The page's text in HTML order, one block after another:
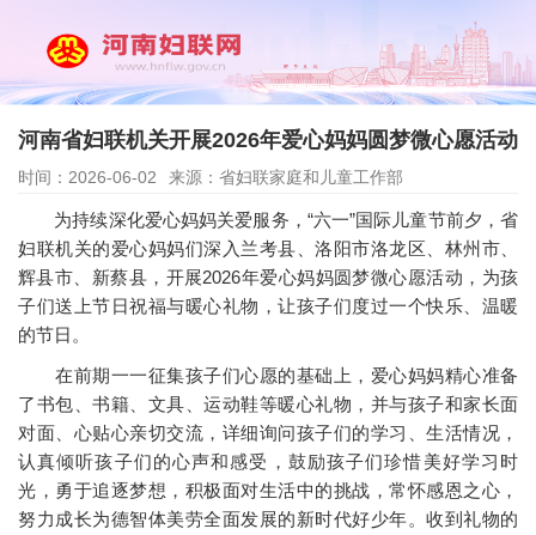
河南省妇联机关开展2026年爱心妈妈圆梦微心愿活动
时间：2026-06-02 来源：省妇联家庭和儿童工作部
为持续深化爱心妈妈关爱服务，“六一”国际儿童节前夕，省
妇联机关的爱心妈妈们深入兰考县、洛阳市洛龙区、林州市、
辉县市、新蔡县，开展2026年爱心妈妈圆梦微心愿活动，为孩
子们送上节日祝福与暖心礼物，让孩子们度过一个快乐、温暖
的节日。
在前期一一征集孩子们心愿的基础上，爱心妈妈精心准备
了书包、书籍、文具、运动鞋等暖心礼物，并与孩子和家长面
对面、心贴心亲切交流，详细询问孩子们的学习、生活情况，
认真倾听孩子们的心声和感受，鼓励孩子们珍惜美好学习时
光，勇于追逐梦想，积极面对生活中的挑战，常怀感恩之心，
努力成长为德智体美劳全面发展的新时代好少年。收到礼物的